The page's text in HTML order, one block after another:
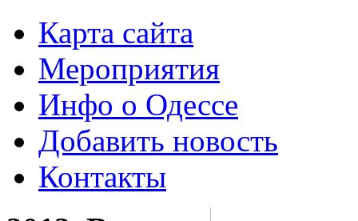
Карта сайта
Мероприятия
Инфо о Одессе
Добавить новость
Контакты